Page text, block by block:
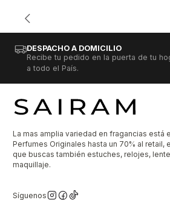
DESPACHO A DOMICILIO
Recibe tu pedido en la puerta de tu
a todo el País.
La mas amplia variedad en fragancias está
Perfumes Originales hasta un 70% al retail,
que buscas también estuches, relojes,
maquillaje.
Síguenos